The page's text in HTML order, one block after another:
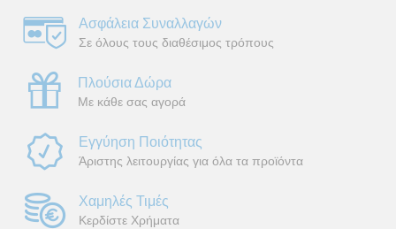
Ασφάλεια Συναλλαγών
Σε όλους τους διαθέσιμος τρόπους
Πλούσια Δώρα
Με κάθε σας αγορά
Εγγύηση Ποιότητας
Άριστης λειτουργίας για όλα τα προϊόντα
Χαμηλές Τιμές
Κερδίστε Χρήματα